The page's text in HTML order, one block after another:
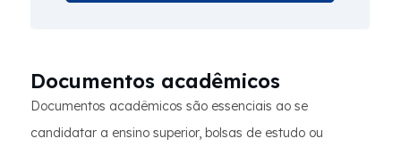
Documentos acadêmicos
Documentos acadêmicos são essenciais ao se
candidatar a ensino superior, bolsas de estudo ou